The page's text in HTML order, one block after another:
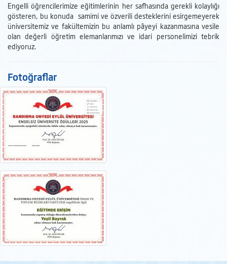
Engelli öğrencilerimize eğitimlerinin her safhasında gerekli kolaylığı
gösteren, bu konuda samimi ve özverili desteklerini esirgemeyerek
üniversitemiz ve fakültemizin bu anlamlı pâyeyi kazanmasına vesile
olan değerli öğretim elemanlarımızı ve idari personelimizi tebrik
ediyoruz.
Fotoğraflar